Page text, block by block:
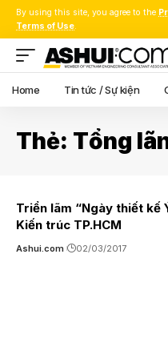
By using this site, you agree to the
Terms of Use.
Home Tin tức / Sự kiện
Thẻ: Tổng
Triển lãm “Ngày thiết kế
Kiến trúc TP.HCM
Ashui.com 02/03/2017